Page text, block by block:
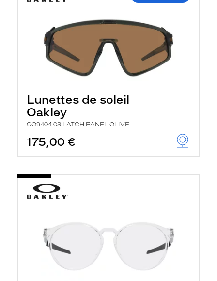
Lunettes de soleil
Oakley
OO9404 03 LATCH PANEL OLIVE
175,00 €